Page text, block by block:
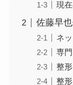
現
佐藤早
ネ
専
整
整